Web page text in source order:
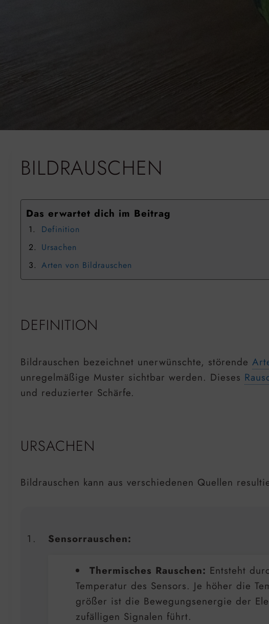
BILDRAUSCHEN
Das erwartet dich im Beitrag
Definition
Ursachen
Arten von Bildrauschen
DEFINITION
Bildrauschen bezeichnet unerwünschte, störende
unregelmäßige Muster sichtbar werden. Dieses
und reduzierter Schärfe.
URSACHEN
Bildrauschen kann aus verschiedenen Quellen
Sensorrauschen:
Thermisches Rauschen: Entsteht
Temperatur des Sensors. Je höher die
größer ist die Bewegungsenergie der
zufälligen Signalen führt.